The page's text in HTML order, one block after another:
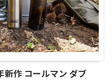
作 コールマン ダブ